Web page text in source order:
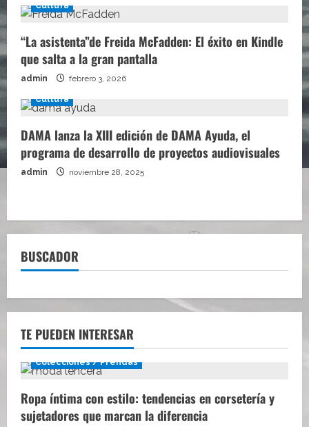
Cultura
“La asistenta”de Freida McFadden: El éxito en Kindle
que salta a la gran pantalla
admin febrero 3, 2026
Cultura
DAMA lanza la XIII edición de DAMA Ayuda, el
programa de desarrollo de proyectos audiovisuales
admin noviembre 28, 2025
BUSCADOR
TE PUEDEN INTERESAR
Colecciones / Prendas
Ropa íntima con estilo: tendencias en corsetería y
sujetadores que marcan la diferencia